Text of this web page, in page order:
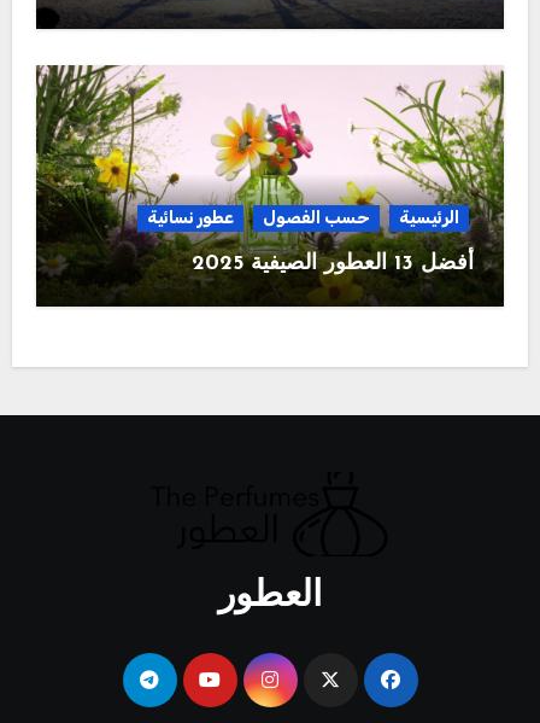
الرئيسية حسب الفصول عطور نسائية
أفضل 13 العطور الصيفية 2025
العطور